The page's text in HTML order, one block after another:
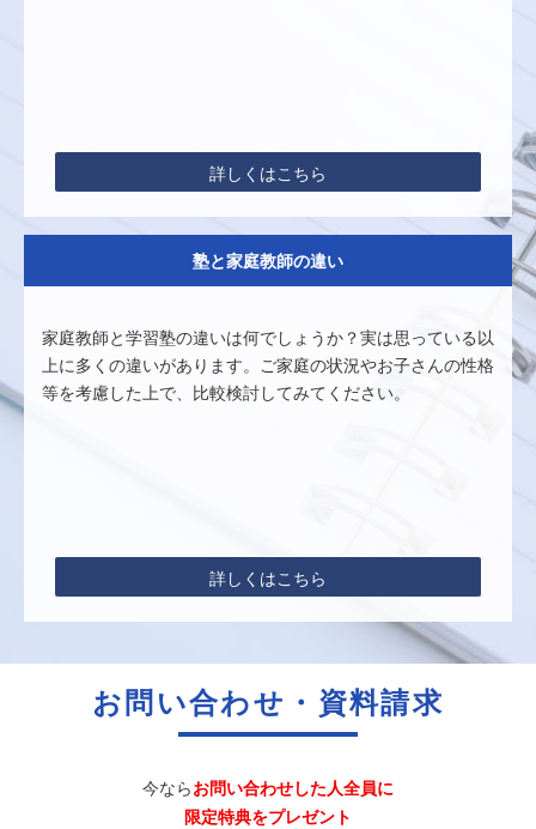
詳しくはこちら
塾と家庭教師の違い
家庭教師と学習塾の違いは何でしょうか？実は思っている以
上に多くの違いがあります。ご家庭の状況やお子さんの性格
等を考慮した上で、比較検討してみてください。
詳しくはこちら
お問い合わせ・資料請求
今ならお問い合わせした人全員に
限定特典をプレゼント